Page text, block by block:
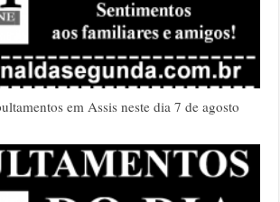
em Assis neste dia 7 de agosto